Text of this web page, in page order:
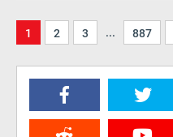
1 2 3 ... 887